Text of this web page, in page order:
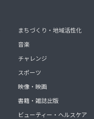
まちづくり・地域活性化
音楽
チャレンジ
スポーツ
映像・映画
書籍・雑誌出版
ビューティー・ヘルスケア